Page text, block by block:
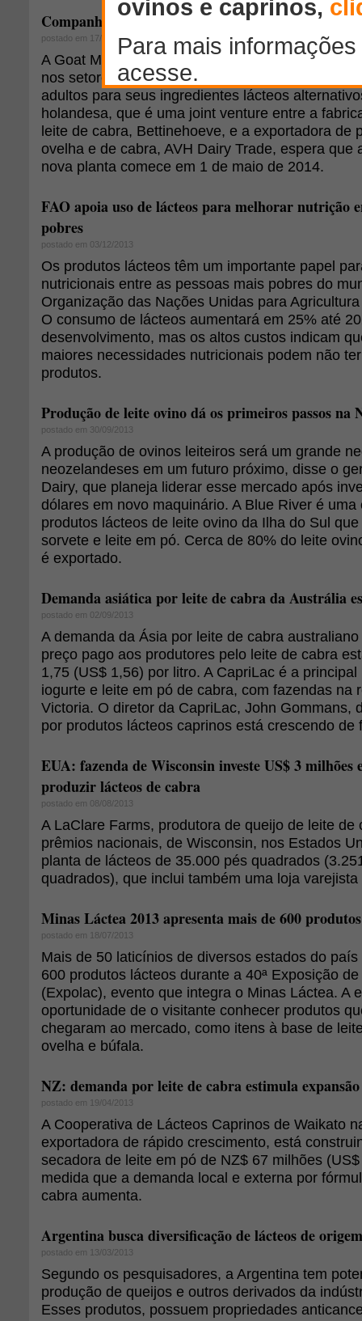
Companhia holandesa vê "oportunidades
postado em 17/02/2014
A Goat Milk Powder BV acredita que existem
nos setores de fórmulas infantis, bebidas
adultos para seus ingredientes lácteos
holandesa, que é uma joint venture entre a
leite de cabra, Bettinehoeve, e a exportadora de
ovelha e de cabra, AVH Dairy Trade, espera que
nova planta comece em 1 de maio de 2014.
FAO apoia uso de lácteos para melhorar nutrição
pobres
postado em 03/12/2013
Os produtos lácteos têm um importante papel
nutricionais entre as pessoas mais pobres do
Organização das Nações Unidas para
O consumo de lácteos aumentará em 25% até
desenvolvimento, mas os altos custos indicam
maiores necessidades nutricionais podem não
produtos.
Produção de leite ovino dá os primeiros passos na
postado em 30/09/2013
A produção de ovinos leiteiros será um grande
neozelandeses em um futuro próximo, disse o
Dairy, que planeja liderar esse mercado após
dólares em novo maquinário. A Blue River é uma
produtos lácteos de leite ovino da Ilha do Sul
sorvete e leite em pó. Cerca de 80% do leite
é exportado.
Demanda asiática por leite de cabra da Austrália
postado em 02/09/2013
A demanda da Ásia por leite de cabra
preço pago aos produtores pelo leite de cabra
1,75 (US$ 1,56) por litro. A CapriLac é a
iogurte e leite em pó de cabra, com fazendas na
Victoria. O diretor da CapriLac, John Gommans,
por produtos lácteos caprinos está crescendo de
EUA: fazenda de Wisconsin investe US$ 3 milhões
produzir lácteos de cabra
postado em 08/08/2013
A LaClare Farms, produtora de queijo de leite de
prêmios nacionais, de Wisconsin, nos Estados
planta de lácteos de 35.000 pés quadrados
quadrados), que inclui também uma loja
Minas Láctea 2013 apresenta mais de 600
postado em 18/07/2013
Mais de 50 laticínios de diversos estados do
600 produtos lácteos durante a 40ª Exposição
(Expolac), evento que integra o Minas Láctea. A
oportunidade de o visitante conhecer produtos
chegaram ao mercado, como itens à base de
ovelha e búfala.
NZ: demanda por leite de cabra estimula
postado em 19/04/2013
A Cooperativa de Lácteos Caprinos de Waikato
exportadora de rápido crescimento, está
secadora de leite em pó de NZ$ 67 milhões
medida que a demanda local e externa por
cabra aumenta.
Argentina busca diversificação de lácteos de
postado em 13/03/2013
Segundo os pesquisadores, a Argentina tem
produção de queijos e outros derivados da
Esses produtos, possuem propriedades